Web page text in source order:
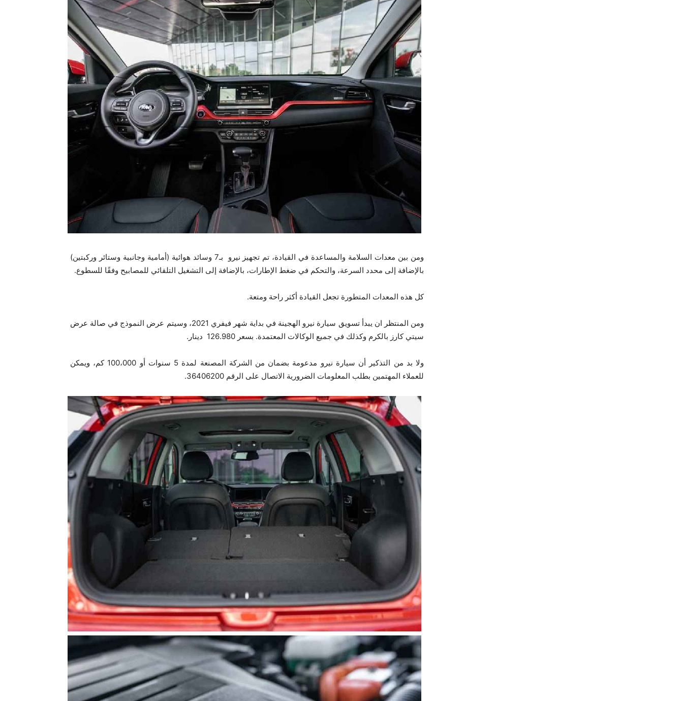
ومن بين معدات السلامة والمساعدة في القيادة، تم تجهيز نيرو بـ7 وسائد هوائية (أمامية وجانبية وستائر وركبتين)
بالإضافة إلى محدد السرعة، والتحكم في ضغط الإطارات، بالإضافة إلى التشغيل التلقائي للمصابيح وفقًا للسطوع.
كل هذه المعدات المتطورة تجعل القيادة أكثر راحة ومتعة.
ومن المنتظر ان يبدأ تسويق سيارة نيرو الهجينة في بداية شهر فيفري 2021، وسيتم عرض النموذج في صالة عرض
سيتي كارز بالكرم وكذلك في جميع الوكالات المعتمدة. بسعر 126.980 دينار.
ولا بد من التذكير أن سيارة نيرو مدعومة بضمان من الشركة المصنعة لمدة 5 سنوات أو 100،000 كم، ويمكن
للعملاء المهتمين بطلب المعلومات الضرورية الاتصال على الرقم 36406200.